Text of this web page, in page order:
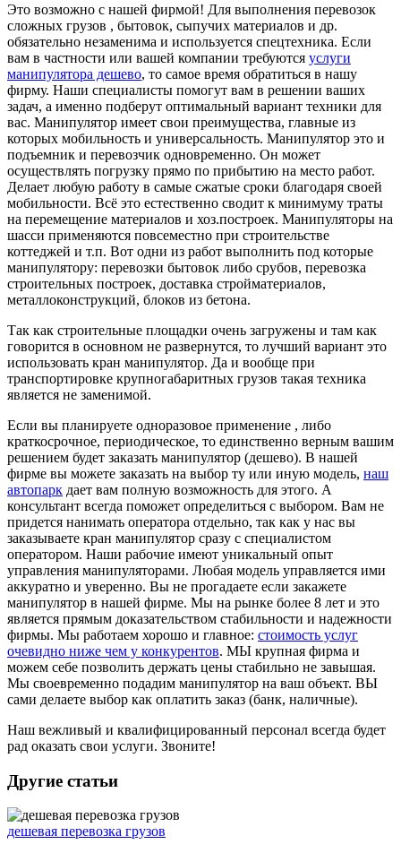
Это возможно с нашей фирмой! Для выполнения перевозок
сложных грузов , бытовок, сыпучих материалов и др.
обязательно незаменима и используется спецтехника. Если
вам в частности или вашей компании требуются услуги
манипулятора дешево, то самое время обратиться в нашу
фирму. Наши специалисты помогут вам в решении ваших
задач, а именно подберут оптимальный вариант техники для
вас. Манипулятор имеет свои преимущества, главные из
которых мобильность и универсальность. Манипулятор это и
подъемник и перевозчик одновременно. Он может
осуществлять погрузку прямо по прибытию на место работ.
Делает любую работу в самые сжатые сроки благодаря своей
мобильности. Всё это естественно сводит к минимуму траты
на перемещение материалов и хоз.построек. Манипуляторы на
шасси применяются повсеместно при строительстве
коттеджей и т.п. Вот одни из работ выполнить под которые
манипулятору: перевозки бытовок либо срубов, перевозка
строительных построек, доставка стройматериалов,
металлоконструкций, блоков из бетона.
Так как строительные площадки очень загружены и там как
говорится в основном не развернутся, то лучший вариант это
использовать кран манипулятор. Да и вообще при
транспортировке крупногабаритных грузов такая техника
является не заменимой.
Если вы планируете одноразовое применение , либо
краткосрочное, периодическое, то единственно верным вашим
решением будет заказать манипулятор (дешево). В нашей
фирме вы можете заказать на выбор ту или иную модель, наш
автопарк дает вам полную возможность для этого. А
консультант всегда поможет определиться с выбором. Вам не
придется нанимать оператора отдельно, так как у нас вы
заказываете кран манипулятор сразу с специалистом
оператором. Наши рабочие имеют уникальный опыт
управления манипуляторами. Любая модель управляется ими
аккуратно и уверенно. Вы не прогадаете если закажете
манипулятор в нашей фирме. Мы на рынке более 8 лет и это
является прямым доказательством стабильности и надежности
фирмы. Мы работаем хорошо и главное: стоимость услуг
очевидно ниже чем у конкурентов. МЫ крупная фирма и
можем себе позволить держать цены стабильно не завышая.
Мы своевременно подадим манипулятор на ваш объект. ВЫ
сами делаете выбор как оплатить заказ (банк, наличные).
Наш вежливый и квалифицированный персонал всегда будет
рад оказать свои услуги. Звоните!
Другие статьи
дешевая перевозка грузов